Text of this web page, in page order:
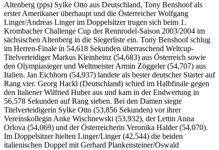
Altenberg (pps) Sylke Otto aus Deutschland, Tony Benshoof als
erster Amerikaner überhaupt und die Österreicher Wolfgang
Linger/Andreas Linger im Doppelsitzer trugen sich beim 1.
Krombacher Challenge Cup der Rennrodel-Saison 2003/2004 im
sächsischen Altenberg in die Siegerliste ein. Tony Benshoof schlug
im Herren-Finale in 54,618 Sekunden überraschend Weltcup-
Titelverteidiger Markus Kleinheinz (54,683) aus Österreich sowie
den Olympiasieger und Weltmeister Armin Zöggeler (54,707) aus
Italien. Jan Eichhorn (54,937) landete als bester deutscher Starter auf
Rang vier. Georg Hackl (Deutschland) schied im Halbfinale gegen
den Italiener Wilfried Huber aus und kam in der Endwertung in
56,578 Sekunden auf Rang sieben. Bei den Damen siegte
Titelverteidigerin Sylke Otto (53,856 Sekunden) vor ihrer
Vereinskollegin Anke Wischnewski (53,932), der Lettin Anna
Orlova (54,069) und der Österreicherin Veronika Halder (54,070).
Im Doppelsitzer hielten Linger/Linger (42,544) die beiden
italienischen Doppel mit Gerhard Plankensteiner/Oswald